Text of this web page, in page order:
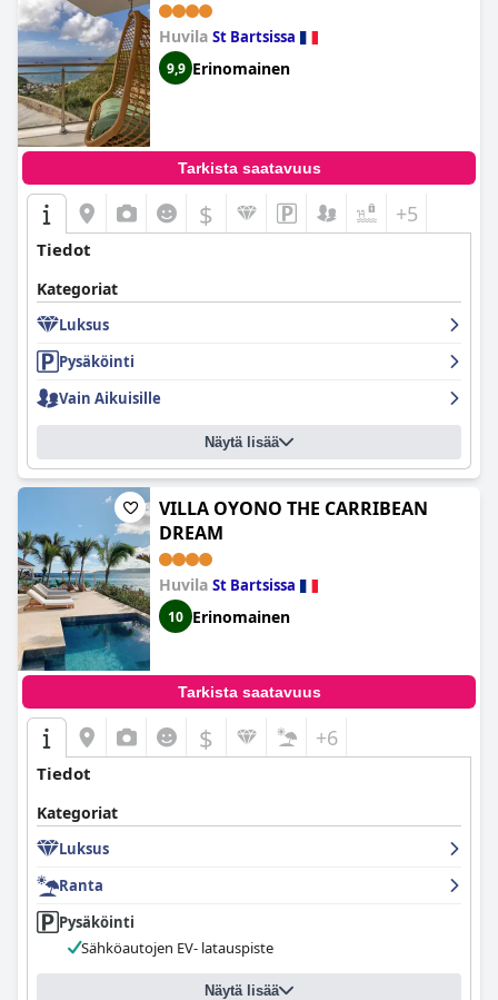
Huvila St Bartsissa
9,9 Erinomainen
Tarkista saatavuus
$ +5
Tiedot
Kategoriat
Luksus
Pysäköinti
Vain Aikuisille
Näytä lisää
VILLA OYONO THE CARRIBEAN
DREAM
Huvila St Bartsissa
10 Erinomainen
Tarkista saatavuus
$ +6
Tiedot
Kategoriat
Luksus
Ranta
Pysäköinti
Sähköautojen EV- latauspiste
Näytä lisää